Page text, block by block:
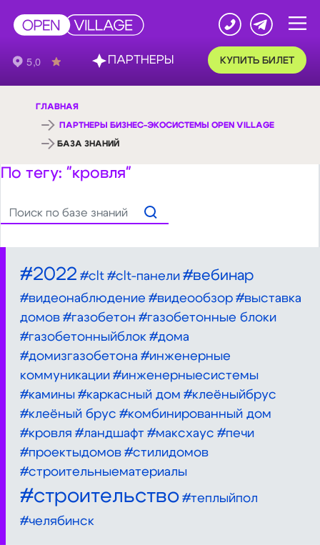
КУПИТЬ БИЛЕТ
ГЛАВНАЯ
ПАРТНЕРЫ БИЗНЕС-ЭКОСИСТЕМЫ OPEN VILLAGE
БАЗА ЗНАНИЙ
По тегу: "кровля"
#2022 #clt #clt-панели #вебинар
#видеонаблюдение #видеообзор #выставка
домов #газобетон #газобетонные блоки
#газобетонныйблок #дома
#домизгазобетона #инженерные
коммуникации #инженерныесистемы
#камины #каркасный дом #клеëныйбрус
#клеёный брус #комбинированный дом
#кровля #ландшафт #максхаус #печи
#проектыдомов #стилидомов
#строительныематериалы
#строительство #теплыйпол
#челябинск